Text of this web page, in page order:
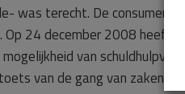
was terecht. De consument
Op 24 december 2008 heeft
van
van de gang van zaken